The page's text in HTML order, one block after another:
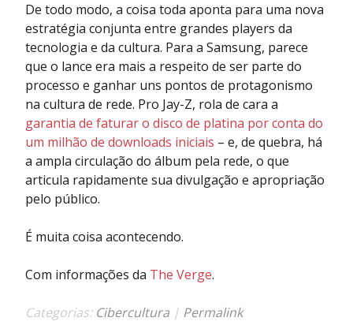
De todo modo, a coisa toda aponta para uma nova
estratégia conjunta entre grandes players da
tecnologia e da cultura. Para a Samsung, parece
que o lance era mais a respeito de ser parte do
processo e ganhar uns pontos de protagonismo
na cultura de rede. Pro Jay-Z, rola de cara a
garantia de faturar o disco de platina por conta do
um milhão de downloads iniciais – e, de quebra, há
a ampla circulação do álbum pela rede, o que
articula rapidamente sua divulgação e apropriação
pelo público.
É muita coisa acontecendo.
Com informações da The Verge.
Categorias: Cibercultura | Permalink